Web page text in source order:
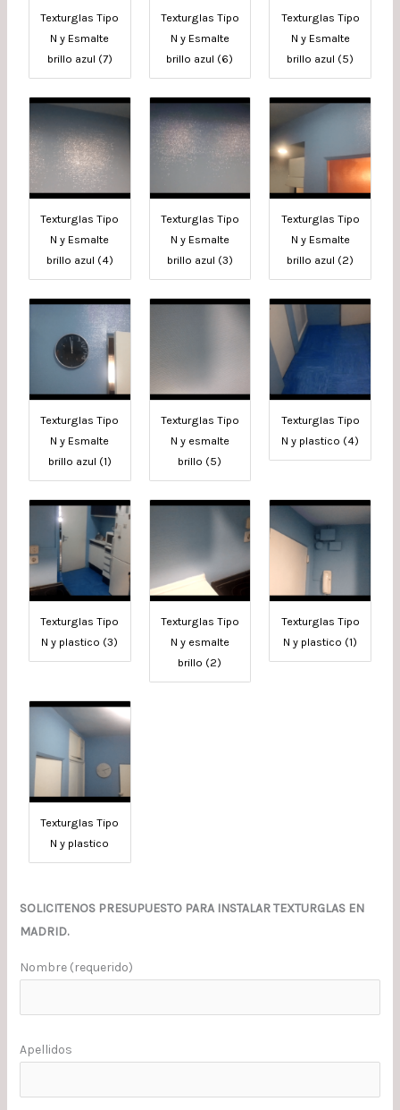
Texturglas Tipo
N y Esmalte
brillo azul (7)
Texturglas Tipo
N y Esmalte
brillo azul (6)
Texturglas Tipo
N y Esmalte
brillo azul (5)
Texturglas Tipo
N y Esmalte
brillo azul (4)
Texturglas Tipo
N y Esmalte
brillo azul (3)
Texturglas Tipo
N y Esmalte
brillo azul (2)
Texturglas Tipo
N y Esmalte
brillo azul (1)
Texturglas Tipo
N y esmalte
brillo (5)
Texturglas Tipo
N y plastico (4)
Texturglas Tipo
N y plastico (3)
Texturglas Tipo
N y esmalte
brillo (2)
Texturglas Tipo
N y plastico (1)
Texturglas Tipo
N y plastico
SOLICITENOS PRESUPUESTO PARA INSTALAR TEXTURGLAS EN
MADRID.
Nombre (requerido)
Apellidos